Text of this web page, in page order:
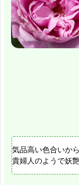
気品高い色合いか
貴婦人のようで妖